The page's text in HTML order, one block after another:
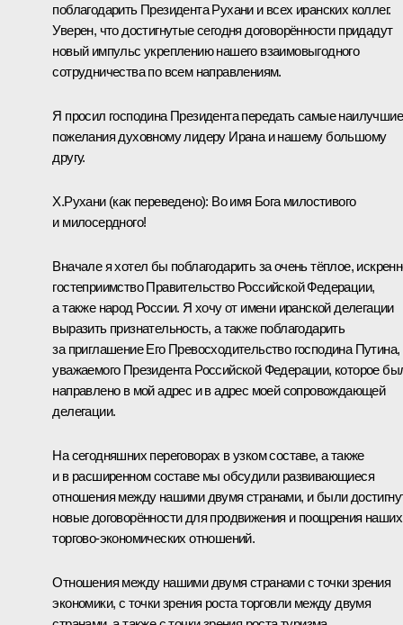
поблагодарить Президента Рухани и всех иранских коллег.
Уверен, что достигнутые сегодня договорённости придадут
новый импульс укреплению нашего взаимовыгодного
сотрудничества по всем направлениям.
Я просил господина Президента передать самые наилучшие
пожелания духовному лидеру Ирана и нашему большому
другу.
Х.Рухани (как переведено): Во имя Бога милостивого
и милосердного!
Вначале я хотел бы поблагодарить за очень тёплое,
гостеприимство Правительство Российской Федерации,
а также народ России. Я хочу от имени иранской делегации
выразить признательность, а также поблагодарить
за приглашение Его Превосходительство господина Путина,
уважаемого Президента Российской Федерации, которое
направлено в мой адрес и в адрес моей сопровождающей
делегации.
На сегодняшних переговорах в узком составе, а также
и в расширенном составе мы обсудили развивающиеся
отношения между нашими двумя странами, и были
новые договорённости для продвижения и поощрения наших
торгово-экономических отношений.
Отношения между нашими двумя странами с точки зрения
экономики, с точки зрения роста торговли между двумя